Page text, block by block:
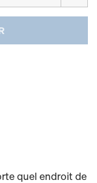
quel endroit de